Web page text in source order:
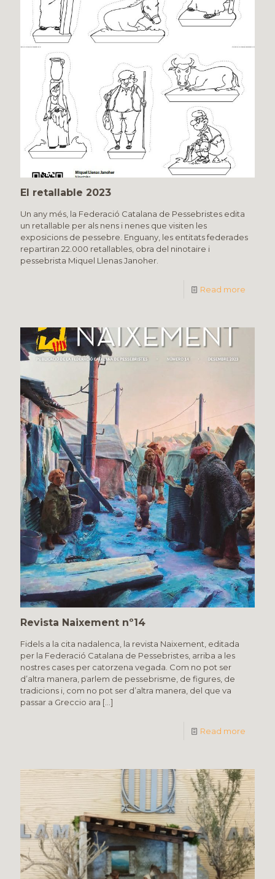
El retallable 2023
Un any més, la Federació Catalana de Pessebristes edita
un retallable per als nens i nenes que visiten les
exposicions de pessebre. Enguany, les entitats federades
repartiran 22.000 retallables, obra del ninotaire i
pessebrista Miquel Llenas Janoher.
Read more
Revista Naixement nº14
Fidels a la cita nadalenca, la revista Naixement, editada
per la Federació Catalana de Pessebristes, arriba a les
nostres cases per catorzena vegada. Com no pot ser
d’altra manera, parlem de pessebrisme, de figures, de
tradicions i, com no pot ser d’altra manera, del que va
passar a Greccio ara […]
Read more